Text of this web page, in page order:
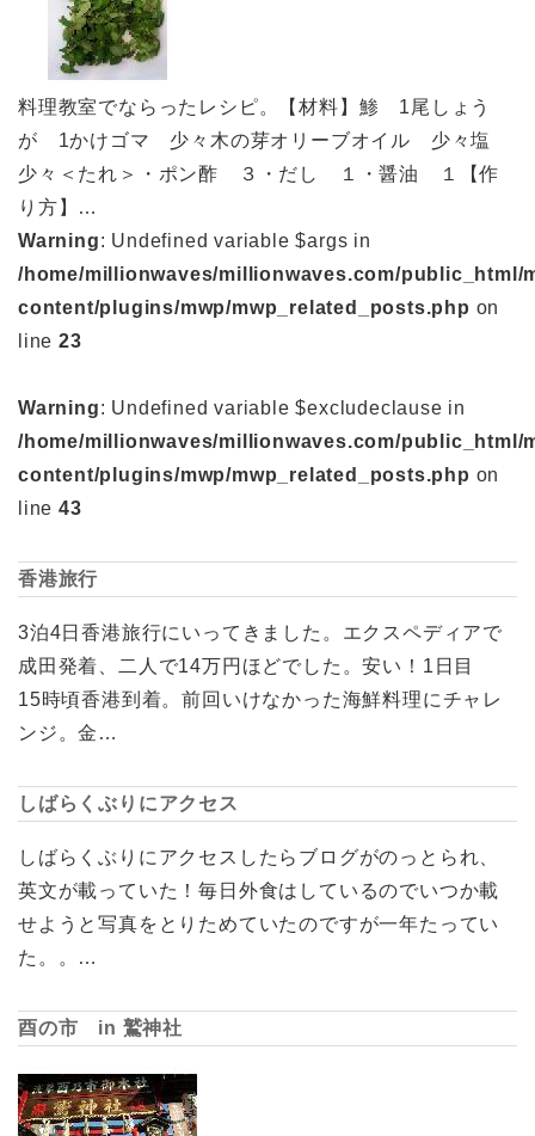
料理教室でならったレシピ。【材料】鯵 1尾しょう
が 1かけゴマ 少々木の芽オリーブオイル 少々塩
少々＜たれ＞・ポン酢 ３・だし １・醤油 １【作
り方】…
Warning: Undefined variable $args in
/home/millionwaves/millionwaves.com/public_html/
content/plugins/mwp/mwp_related_posts.php on
line 23
Warning: Undefined variable $excludeclause in
/home/millionwaves/millionwaves.com/public_html/
content/plugins/mwp/mwp_related_posts.php on
line 43
香港旅行
3泊4日香港旅行にいってきました。エクスペディアで
成田発着、二人で14万円ほどでした。安い！1日目
15時頃香港到着。前回いけなかった海鮮料理にチャレ
ンジ。金…
しばらくぶりにアクセス
しばらくぶりにアクセスしたらブログがのっとられ、
英文が載っていた！毎日外食はしているのでいつか載
せようと写真をとりためていたのですが一年たってい
た。。…
酉の市 in 鷲神社